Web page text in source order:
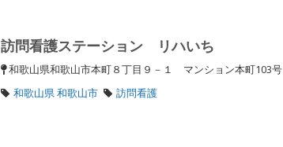
訪問看護ステーション リハいち
和歌山県和歌山市本町８丁目９－１ マンション本町103号
和歌山県 和歌山市
訪問看護